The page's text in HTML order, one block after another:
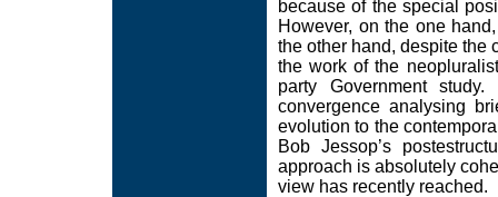
because of the special
However, on the one
the other hand, despite the
the work of the
party Government
convergence analysing
evolution to the
Bob Jessop’s
approach is absolutely
view has recently reached.